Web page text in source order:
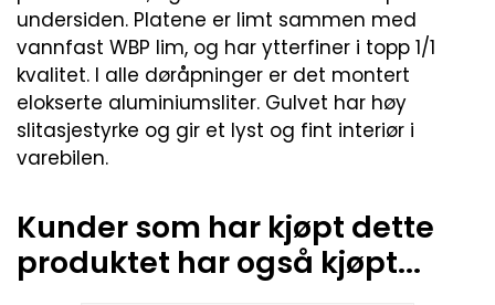
undersiden. Platene er limt sammen med
vannfast WBP lim, og har ytterfiner i topp 1/1
kvalitet. I alle døråpninger er det montert
elokserte aluminiumsliter. Gulvet har høy
slitasjestyrke og gir et lyst og fint interiør i
varebilen.
Kunder som har kjøpt dette
produktet har også kjøpt...